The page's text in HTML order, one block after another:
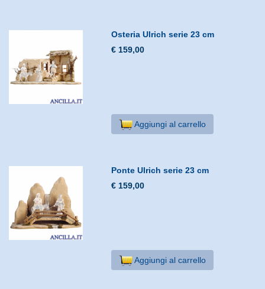
Osteria Ulrich serie 23 cm
€ 159,00
Aggiungi al carrello
Ponte Ulrich serie 23 cm
€ 159,00
Aggiungi al carrello